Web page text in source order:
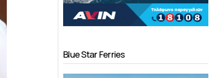
Blue Star Ferries